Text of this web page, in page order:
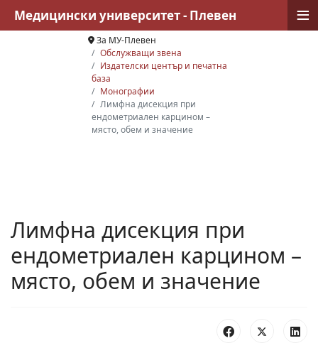
За МУ-Плевен
Обслужващи звена
Издателски център и печатна
база
Монографии
Лимфна дисекция при
ендометриален карцином –
място, обем и значение
Лимфна дисекция при
ендометриален карцином –
място, обем и значение
Медицински университет - Плевен ≡